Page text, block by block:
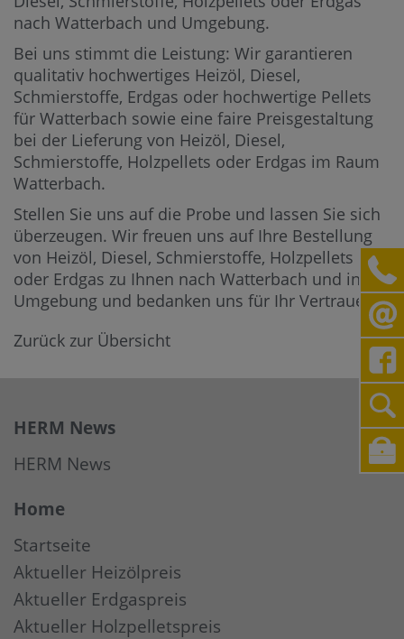
nach Watterbach und Umgebung.
Bei uns stimmt die Leistung: Wir garantieren
qualitativ hochwertiges Heizöl, Diesel,
Schmierstoffe, Erdgas oder hochwertige Pellets
für Watterbach sowie eine faire Preisgestaltung
bei der Lieferung von Heizöl, Diesel,
Schmierstoffe, Holzpellets oder Erdgas im Raum
Watterbach.
Stellen Sie uns auf die Probe und lassen Sie sich
überzeugen. Wir freuen uns auf Ihre Bestellung
von Heizöl, Diesel, Schmierstoffe, Holzpellets
oder Erdgas zu Ihnen nach Watterbach und in die
Umgebung und bedanken uns für Ihr Vertrauen.
Zurück zur Übersicht
HERM News
HERM News
Home
Startseite
Aktueller Heizölpreis
Aktueller Erdgaspreis
Aktueller Holzpelletspreis